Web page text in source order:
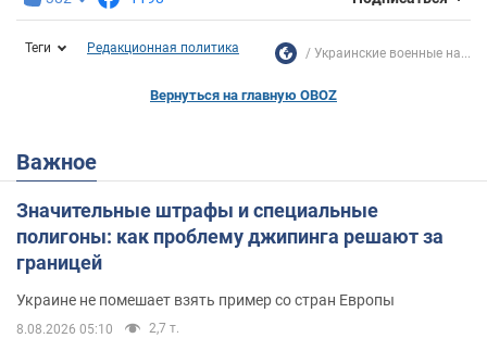
Теги Редакционная политика Украинские военные на...
Вернуться на главную OBOZ
Важное
Значительные штрафы и специальные
полигоны: как проблему джипинга решают за
границей
Украине не помешает взять пример со стран Европы
8.08.2026 05:10 2,7 т.